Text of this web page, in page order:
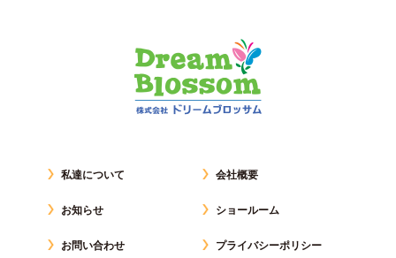
私達について
お知らせ
お問い合わせ
会社概要
ショールーム
プライバシーポリシー